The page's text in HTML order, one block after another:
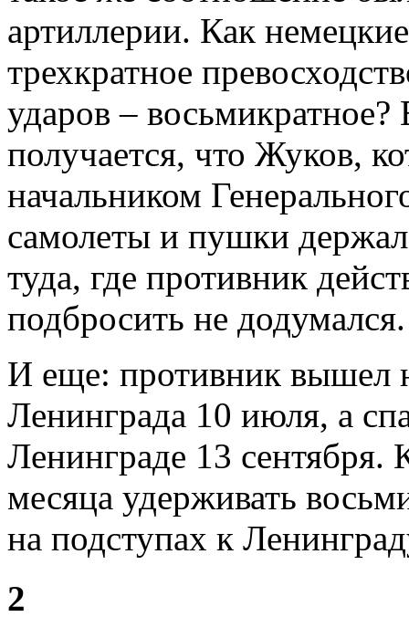
артиллерии. Как
трехкратное
ударов – восьмикратное?
получается, что Жуков,
начальником
самолеты и пушки
туда, где противник
подбросить не додумался.
И еще: противник вышел
Ленинграда 10 июля, а
Ленинграде 13 сентября.
месяца удерживать
на подступах к
2